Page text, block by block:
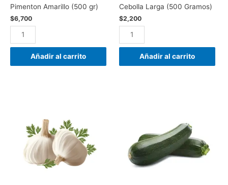
Pimenton Amarillo (500 gr)
$6,700
Añadir al carrito
Cebolla Larga (500 Gramos)
$2,200
Añadir al carrito